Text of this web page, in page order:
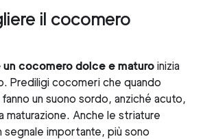
il cocomero
cocomero dolce e maturo inizia
Prediligi cocomeri che quando
un suono sordo, anziché acuto,
maturazione. Anche le striature
segnale importante, più sono